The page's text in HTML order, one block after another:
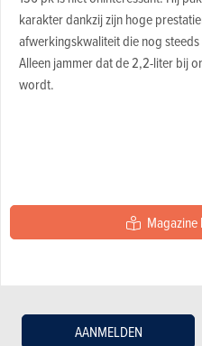
AANMELDEN
karakter dankzij zijn hoge
afwerkingskwaliteit die nog
Alleen jammer dat de 2,2-liter bij
wordt.
Magazine